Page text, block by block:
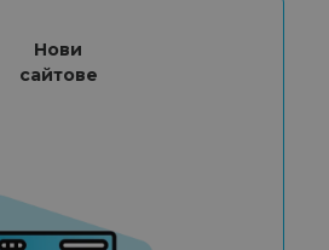
Нови
сайтове